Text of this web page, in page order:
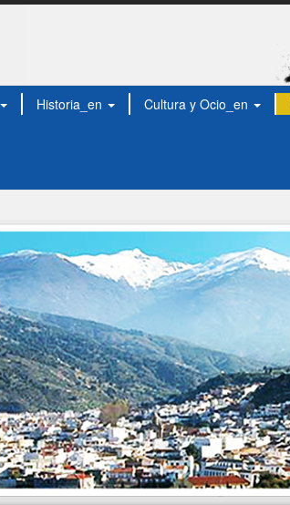
Historia_en Cultura y Ocio_en